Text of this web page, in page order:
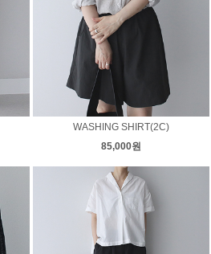
WASHING SHIRT(2C)
85,000원